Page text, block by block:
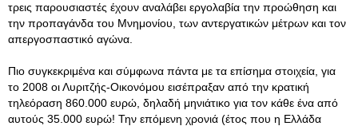
τρεις παρουσιαστές έχουν αναλάβει εργολαβία την προώθηση και
την προπαγάνδα του Μνημονίου, των αντεργατικών μέτρων και τον
απεργοσπαστικό αγώνα.
Πιο συγκεκριμένα και σύμφωνα πάντα με τα επίσημα στοιχεία, για
το 2008 οι Λυριτζής-Οικονόμου εισέπραξαν από την κρατική
τηλεόραση 860.000 ευρώ, δηλαδή μηνιάτικο για τον κάθε ένα από
αυτούς 35.000 ευρώ! Την επόμενη χρονιά (έτος που η Ελλάδα